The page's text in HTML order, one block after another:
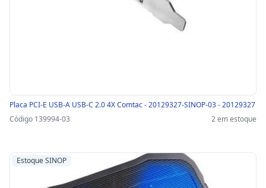
Placa PCI-E USB-A USB-C 2.0 4X Comtac - 20129327-SINOP-03 - 20129327
Código 139994-03
2 em estoque
Estoque SINOP